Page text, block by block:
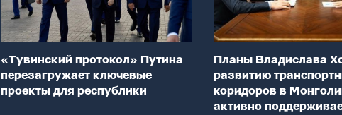
«Тувинский протокол» Путина
перезагружает ключевые
проекты для республики
Планы Владислава
развитию
коридоров в
активно